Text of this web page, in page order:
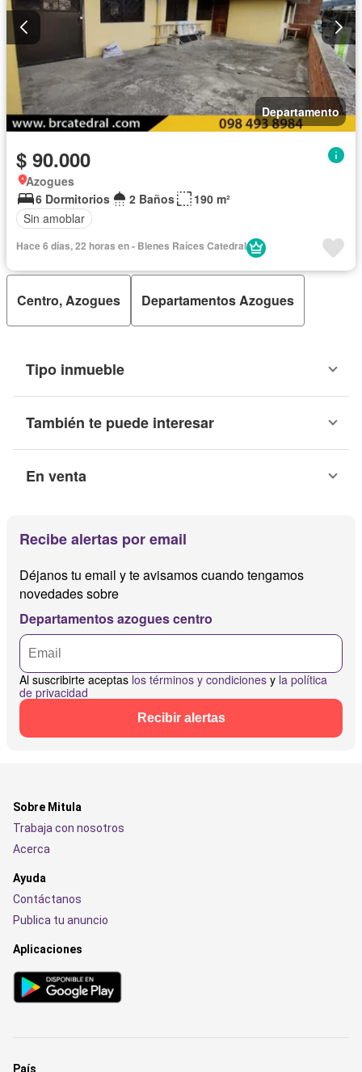
Departamento
$ 90.000
Azogues
6 Dormitorios
2 Baños
190 m²
Sin amoblar
Hace 6 días, 22 horas en - Bienes Raíces Catedral
Centro, Azogues Departamentos Azogues
Tipo inmueble
También te puede interesar
En venta
Recibe alertas por email
Déjanos tu email y te avisamos cuando tengamos
novedades sobre
Departamentos azogues centro
Al suscribirte aceptas los términos y condiciones y la política
de privacidad
Recibir alertas
Sobre Mitula
Trabaja con nosotros
Acerca
Ayuda
Contáctanos
Publica tu anuncio
Aplicaciones
País